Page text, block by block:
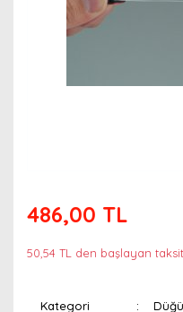
486,00 TL
50,54 TL den başlayan
Kategori